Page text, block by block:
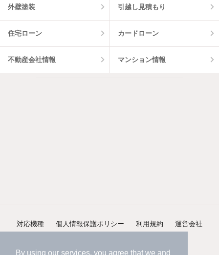
By using our services, you agree that we and
外壁塗装 引越し見積もり
住宅ローン カードローン
不動産会社情報 マンション情報
対応機種 個人情報保護ポリシー 利用規約 運営会社